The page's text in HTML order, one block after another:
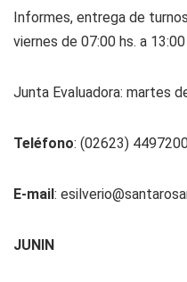
Informes, entrega de
viernes de 07:00 hs. a 13:00
Junta Evaluadora: martes
Teléfono: (02623)
E-mail:
JUNIN